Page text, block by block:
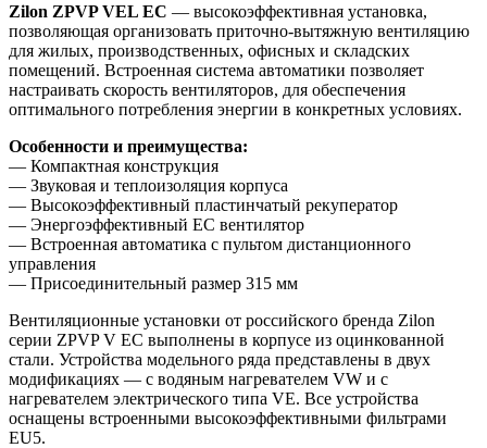
Zilon ZPVP VEL EC — высокоэффективная установка,
позволяющая организовать приточно-вытяжную вентиляцию
для жилых, производственных, офисных и складских
помещений. Встроенная система автоматики позволяет
настраивать скорость вентиляторов, для обеспечения
оптимального потребления энергии в конкретных условиях.
Особенности и преимущества:
— Компактная конструкция
— Звуковая и теплоизоляция корпуса
— Высокоэффективный пластинчатый рекуператор
— Энергоэффективный EC вентилятор
— Встроенная автоматика с пультом дистанционного
управления
— Присоединительный размер 315 мм
Вентиляционные установки от российского бренда Zilon
серии ZPVP V EC выполнены в корпусе из оцинкованной
стали. Устройства модельного ряда представлены в двух
модификациях — с водяным нагревателем VW и с
нагревателем электрического типа VE. Все устройства
оснащены встроенными высокоэффективными фильтрами
EU5.